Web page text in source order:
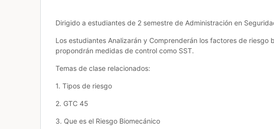
Dirigido a estudiantes de 2 semestre de Administración en
Los estudiantes Analizarán y Comprenderán los factores de
propondrán medidas de control como SST.
Temas de clase relacionados:
1. Tipos de riesgo
2. GTC 45
3. Que es el Riesgo Biomecánico